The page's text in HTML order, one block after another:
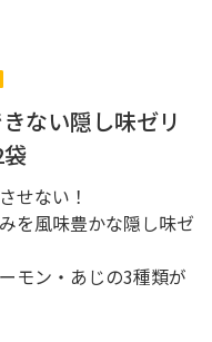
ない隠し味ゼリ
せない！
を風味豊かな隠し味ゼ
モン・あじの3種類が